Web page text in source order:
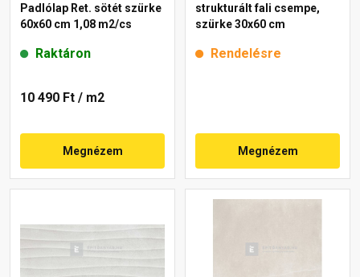
Padlólap Ret. sötét szürke
60x60 cm 1,08 m2/cs
Raktáron
10 490 Ft / m2
Megnézem
strukturált fali csempe,
szürke 30x60 cm
Rendelésre
Megnézem